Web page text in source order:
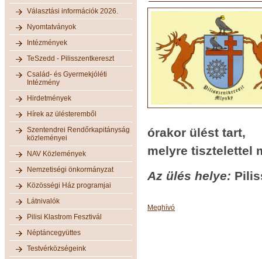
Választási információk 2026.
Nyomtatványok
Intézmények
TeSzedd - Pilisszentkereszt
Család- és Gyermekjóléti
Intézmény
Hirdetmények
Hírek az ülésteremből
Szentendrei Rendőrkapitányság
közleményei
NAV Közlemények
Nemzetiségi önkormányzat
Közösségi Ház programjai
Látnivalók
Pilisi Klastrom Fesztivál
Néptáncegyüttes
Testvérközségeink
órakor ülést tart,
melyre tisztelettel
Az ülés helye:
Meghívó